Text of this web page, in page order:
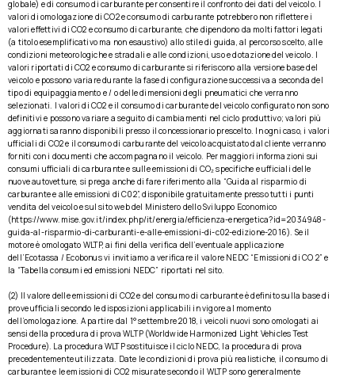
globale) e di consumo di carburante per consentire il confronto dei dati del veicolo. I
valori di omologazione di CO2 e consumo di carburante potrebbero non riflettere i
valori effettivi di CO2 e consumo di carburante, che dipendono da molti fattori legati
(a titolo esemplificativo ma non esaustivo) allo stile di guida, al percorso scelto, alle
condizioni meteorologiche e stradali e alle condizioni, uso e dotazione del veicolo. I
valori riportati di CO2 e consumo di carburante si riferiscono alla versione base del
veicolo e possono variare durante la fase di configurazione successiva a seconda del
tipo di equipaggiamento e / o delle dimensioni degli pneumatici che verranno
selezionati. I valori di CO2 e il consumo di carburante del veicolo configurato non sono
definitivi e possono variare a seguito di cambiamenti nel ciclo produttivo; valori più
aggiornati saranno disponibili presso il concessionario prescelto. In ogni caso, i valori
ufficiali di CO2 e il consumo di carburante del veicolo acquistato dal cliente verranno
forniti con i documenti che accompagnano il veicolo. Per maggiori informazioni sui
consumi ufficiali di carburante e sulle emissioni di CO₂ specifiche e ufficiali delle
nuove autovetture, si prega anche di fare riferimento alla “Guida al risparmio di
carburante e alle emissioni di C02”, disponibile gratuitamente presso tutti i punti
vendita del veicolo e sul sito web del Ministero dello Sviluppo Economico
(https://www.mise.gov.it/index.php/it/energia/efficienza-energetica?id=2034948-
guida-al-risparmio-di-carburanti-e-alle-emissioni-di-c02-edizione-2016). Se il
motore è omologato WLTP, ai fini della verifica dell’eventuale applicazione
dell’Ecotassa / Ecobonus vi invitiamo a verificare il valore NEDC “Emissioni di CO 2” e
la “Tabella consumi ed emissioni NEDC” riportati nel sito.
(2) Il valore delle emissioni di CO2 e del consumo di carburante è definito sulla base di
prove ufficiali secondo le disposizioni applicabili in vigore al momento
dell’omologazione. A partire dal 1° settembre 2018, i veicoli nuovi sono omologati ai
sensi della procedura di prova WLTP (Worldwide Harmonized Light Vehicles Test
Procedure). La procedura WLTP sostituisce il ciclo NEDC, la procedura di prova
precedentemente utilizzata. Date le condizioni di prova più realistiche, il consumo di
carburante e le emissioni di CO2 misurate secondo il WLTP sono generalmente